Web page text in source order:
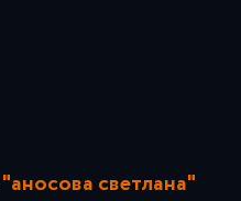
"аносова светлана"